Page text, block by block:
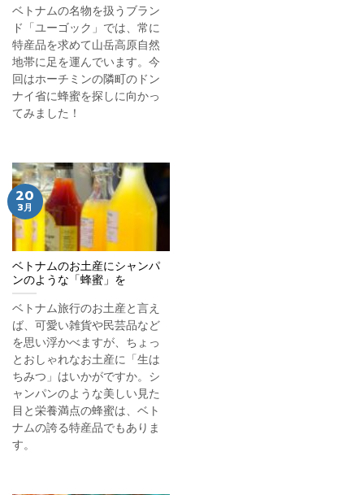
ベトナムの名物を扱うブラン
ド「ユーゴック」では、常に
特産品を求めて山岳高原自然
地帯に足を運んでいます。今
回はホーチミンの隣町のドン
ナイ省に蜂蜜を探しに向かっ
てみました！
ベトナムのお土産にシャンパ
ンのような「蜂蜜」を
ベトナム旅行のお土産と言え
ば、可愛い雑貨や民芸品など
を思い浮かべますが、ちょっ
とおしゃれなお土産に「生は
ちみつ」はいかがですか。シ
ャンパンのような美しい見た
目と栄養満点の蜂蜜は、ベト
ナムの誇る特産品でもありま
す。
20
3月